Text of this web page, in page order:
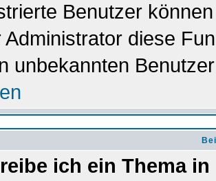
Benutzer
Administrator diese
unbekannten
ich ein Thema